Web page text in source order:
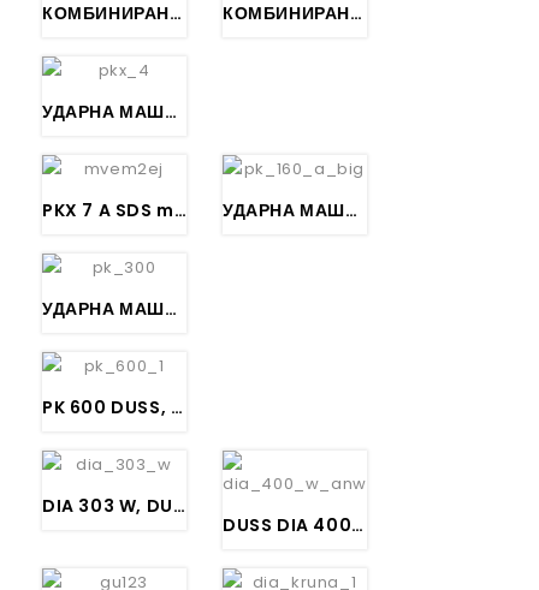
КОМБИНИРАНА УДАРНА МАШИНА ЗА БУШЕЊЕ БЕТОН, SDS max – DUSS PX 76 КОМБИНИРАНА УДАРНА МАШИНА ЗА БУШЕЊЕ БЕТОН, SDS max – DUSS PX 78
УДАРНА МАШИНА ЗА КРШЕЊЕ БЕТОН, DUSS PKX 4 A, SDS max
PKX 7 A SDS max. УДАРНА МАШИНА ЗА КРШЕЊЕ БЕТОН, DUSS УДАРНА МАШИНА ЗА КРШЕЊЕ БЕТОН, DUSS PK 160 A
УДАРНА МАШИНА ЗА КРШЕЊЕ БЕТОН, DUSS PK 300 A
PK 600 DUSS, УДАРНА МАШИНА ЗА КРШЕЊЕ БЕТОН
DIA 303 W, DUSS Машина за бушење со диамантски круни
DUSS DIA 400 W Set